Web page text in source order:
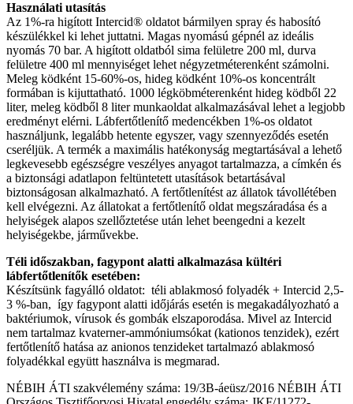
Használati utasítás
Az 1%-ra higított Intercid® oldatot bármilyen spray és habosító
készülékkel ki lehet juttatni. Magas nyomású gépnél az ideális
nyomás 70 bar. A higított oldatból sima felületre 200 ml, durva
felületre 400 ml mennyiséget lehet négyzetméterenként számolni.
Meleg ködként 15-60%-os, hideg ködként 10%-os koncentrált
formában is kijuttatható. 1000 légköbméterenként hideg ködből 22
liter, meleg ködből 8 liter munkaoldat alkalmazásával lehet a legjobb
eredményt elérni. Lábfertőtlenítő medencékben 1%-os oldatot
használjunk, legalább hetente egyszer, vagy szennyeződés esetén
cseréljük. A termék a maximális hatékonyság megtartásával a lehető
legkevesebb egészségre veszélyes anyagot tartalmazza, a címkén és
a biztonsági adatlapon feltüntetett utasítások betartásával
biztonságosan alkalmazható. A fertőtlenítést az állatok távollétében
kell elvégezni. Az állatokat a fertőtlenítő oldat megszáradása és a
helyiségek alapos szellőztetése után lehet beengedni a kezelt
helyiségekbe, járművekbe.
Téli időszakban, fagypont alatti alkalmazása kültéri
lábfertőtlenítők esetében:
Készítsünk fagyálló oldatot: téli ablakmosó folyadék + Intercid 2,5-
3 %-ban, így fagypont alatti időjárás esetén is megakadályozható a
baktériumok, vírusok és gombák elszaporodása. Mivel az Intercid
nem tartalmaz kvaterner-ammóniumsókat (kationos tenzidek), ezért
fertőtlenítő hatása az anionos tenzideket tartalmazó ablakmosó
folyadékkal együtt használva is megmarad.
NÉBIH ÁTI szakvélemény száma: 19/3B-áeüsz/2016 NÉBIH ÁTI